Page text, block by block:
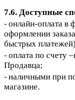
7.6. Доступные
⁃ онлайн-оплата в
оформлении
быстрых
⁃ оплата по счету
Продавца;
⁃ наличными при
магазине.